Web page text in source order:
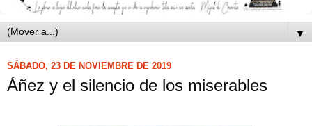
▼
SÁBADO, 23 DE NOVIEMBRE DE 2019
Áñez y el silencio de los miserables